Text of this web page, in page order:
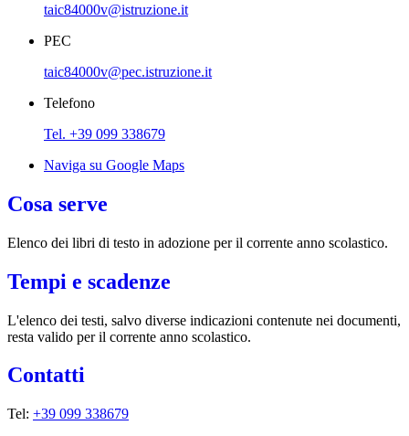
taic84000v@istruzione.it
PEC
taic84000v@pec.istruzione.it
Telefono
Tel. +39 099 338679
Naviga su Google Maps
Cosa serve
Elenco dei libri di testo in adozione per il corrente anno scolastico.
Tempi e scadenze
L'elenco dei testi, salvo diverse indicazioni contenute nei documenti,
resta valido per il corrente anno scolastico.
Contatti
Tel: +39 099 338679